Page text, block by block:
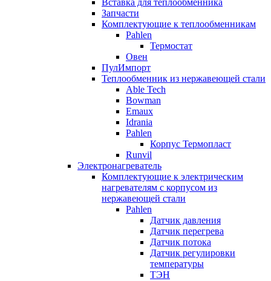
Запчасти
Комплектующие к теплообменникам
Pahlen
Термостат
Овен
ПулИмпорт
Теплообменник из нержавеющей стали
Able Tech
Bowman
Emaux
Idrania
Pahlen
Корпус Термопласт
Runvil
Электронагреватель
Комплектующие к электрическим
нагревателям с корпусом из
нержавеющей стали
Pahlen
Датчик давления
Датчик перегрева
Датчик потока
Датчик регулировки
температуры
ТЭН